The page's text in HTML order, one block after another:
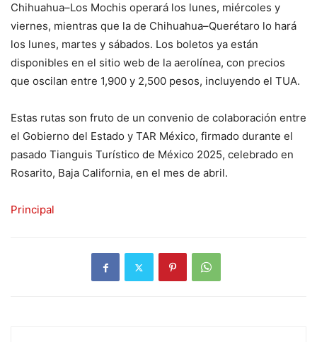
Chihuahua–Los Mochis operará los lunes, miércoles y
viernes, mientras que la de Chihuahua–Querétaro lo hará
los lunes, martes y sábados. Los boletos ya están
disponibles en el sitio web de la aerolínea, con precios
que oscilan entre 1,900 y 2,500 pesos, incluyendo el TUA.
Estas rutas son fruto de un convenio de colaboración entre
el Gobierno del Estado y TAR México, firmado durante el
pasado Tianguis Turístico de México 2025, celebrado en
Rosarito, Baja California, en el mes de abril.
Principal